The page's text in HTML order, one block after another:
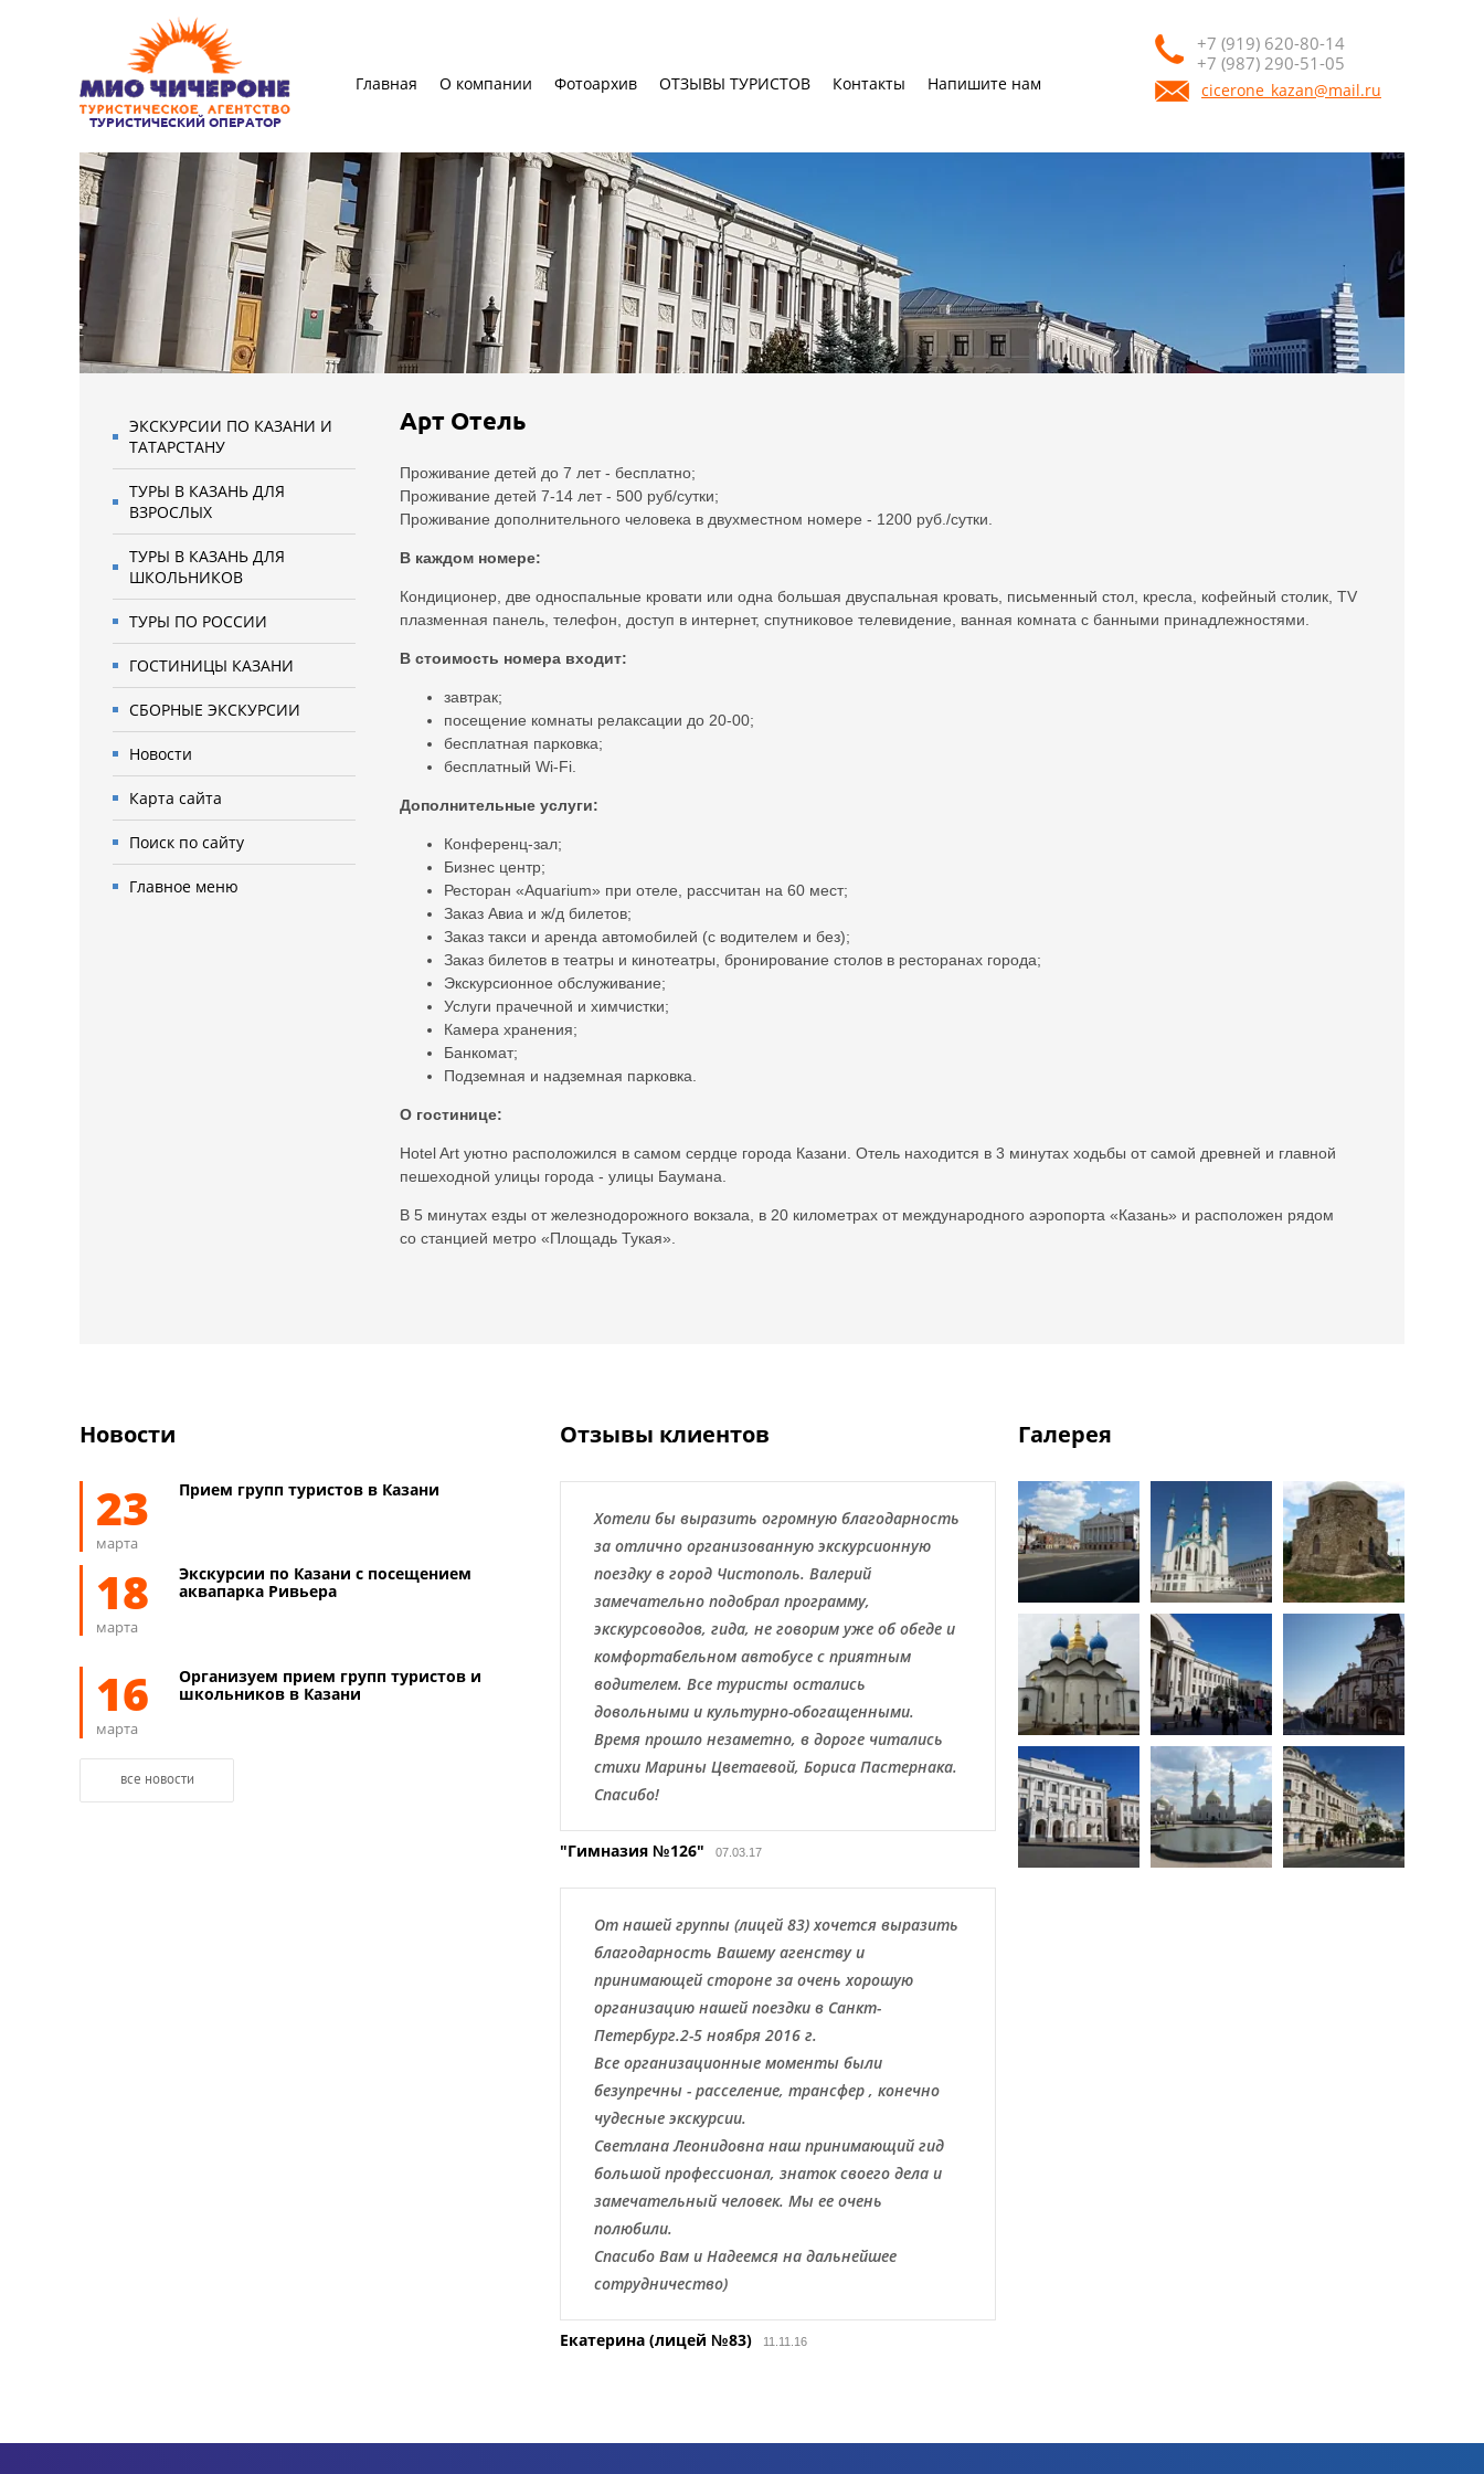
ТУРИСТИЧЕСКИЙ ОПЕРАТОР
Главная О компании Фотоархив ОТЗЫВЫ ТУРИСТОВ Контакты Напишите нам
+7 (919) 620-80-14
+7 (987) 290-51-05
cicerone_kazan@mail.ru
ЭКСКУРСИИ ПО КАЗАНИ И
ТАТАРСТАНУ
ТУРЫ В КАЗАНЬ ДЛЯ
ВЗРОСЛЫХ
ТУРЫ В КАЗАНЬ ДЛЯ
ШКОЛЬНИКОВ
ТУРЫ ПО РОССИИ
ГОСТИНИЦЫ КАЗАНИ
СБОРНЫЕ ЭКСКУРСИИ
Новости
Карта сайта
Поиск по сайту
Главное меню
Арт Отель
Проживание детей до 7 лет - бесплатно;
Проживание детей 7-14 лет - 500 руб/сутки;
Проживание дополнительного человека в двухместном номере - 1200 руб./сутки.
В каждом номере:
Кондиционер, две односпальные кровати или одна большая двуспальная кровать, письменный стол, кресла, кофейный столик, TV
плазменная панель, телефон, доступ в интернет, спутниковое телевидение, ванная комната с банными принадлежностями.
В стоимость номера входит:
завтрак;
посещение комнаты релаксации до 20-00;
бесплатная парковка;
бесплатный Wi-Fi.
Дополнительные услуги:
Конференц-зал;
Бизнес центр;
Ресторан «Aquarium» при отеле, рассчитан на 60 мест;
Заказ Авиа и ж/д билетов;
Заказ такси и аренда автомобилей (с водителем и без);
Заказ билетов в театры и кинотеатры, бронирование столов в ресторанах города;
Экскурсионное обслуживание;
Услуги прачечной и химчистки;
Камера хранения;
Банкомат;
Подземная и надземная парковка.
О гостинице:
Hotel Art уютно расположился в самом сердце города Казани. Отель находится в 3 минутах ходьбы от самой древней и главной
пешеходной улицы города - улицы Баумана.
В 5 минутах езды от железнодорожного вокзала, в 20 километрах от международного аэропорта «Казань» и расположен рядом
со станцией метро «Площадь Тукая».
Новости
23
марта
Прием групп туристов в Казани
18
марта
Экскурсии по Казани с посещением
аквапарка Ривьера
16
марта
Организуем прием групп туристов и
школьников в Казани
все новости
Отзывы клиентов
Хотели бы выразить огромную благодарность
за отлично организованную экскурсионную
поездку в город Чистополь. Валерий
замечательно подобрал программу,
экскурсоводов, гида, не говорим уже об обеде и
комфортабельном автобусе с приятным
водителем. Все туристы остались
довольными и культурно-обогащенными.
Время прошло незаметно, в дороге читались
стихи Марины Цветаевой, Бориса Пастернака.
Спасибо!
"Гимназия №126" 07.03.17
От нашей группы (лицей 83) хочется выразить
благодарность Вашему агенству и
принимающей стороне за очень хорошую
организацию нашей поездки в Санкт-
Петербург.2-5 ноября 2016 г.
Все организационные моменты были
безупречны - расселение, трансфер , конечно
чудесные экскурсии.
Светлана Леонидовна наш принимающий гид
большой профессионал, знаток своего дела и
замечательный человек. Мы ее очень
полюбили.
Спасибо Вам и Надеемся на дальнейшее
сотрудничество)
Екатерина (лицей №83) 11.11.16
Галерея
5
9